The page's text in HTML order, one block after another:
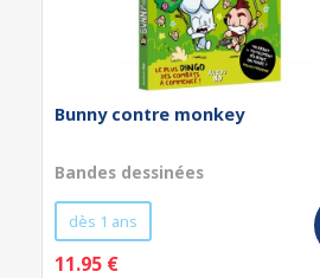
Bunny contre monkey
Bandes dessinées
dès 1 ans
11.95 €